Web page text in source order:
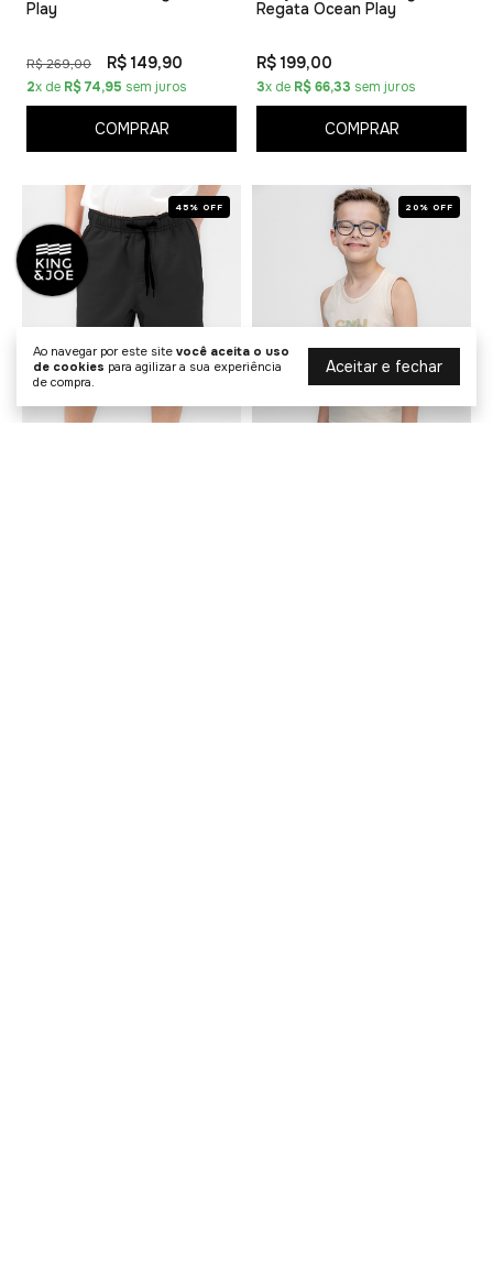
Ao navegar por este site você aceita o uso
de cookies para agilizar a sua experiência
de compra.
Aceitar e fechar
Play
R$ 269,00 R$ 149,90
2x de R$ 74,95 sem juros
COMPRAR
Regata Ocean Play
R$ 199,00
3x de R$ 66,33 sem juros
COMPRAR
45% OFF 20% OFF